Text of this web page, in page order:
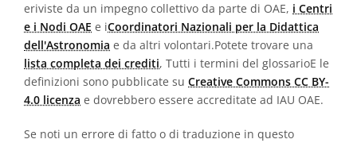
eriviste da un impegno collettivo da parte di OAE, i Centri
e i Nodi OAE e iCoordinatori Nazionali per la Didattica
dell'Astronomia e da altri volontari.Potete trovare una
lista completa dei crediti, Tutti i termini del glossarioE le
definizioni sono pubblicate su Creative Commons CC BY-
4.0 licenza e dovrebbero essere accreditate ad IAU OAE.
Se noti un errore di fatto o di traduzione in questo